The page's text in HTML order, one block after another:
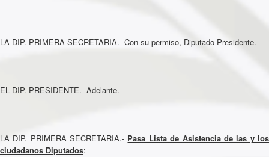
LA DIP. PRIMERA SECRETARIA.- Con su permiso, Diputado Presidente.
EL DIP. PRESIDENTE.- Adelante.
LA DIP. PRIMERA SECRETARIA.- Pasa Lista de Asistencia de las y los
ciudadanos Diputados: